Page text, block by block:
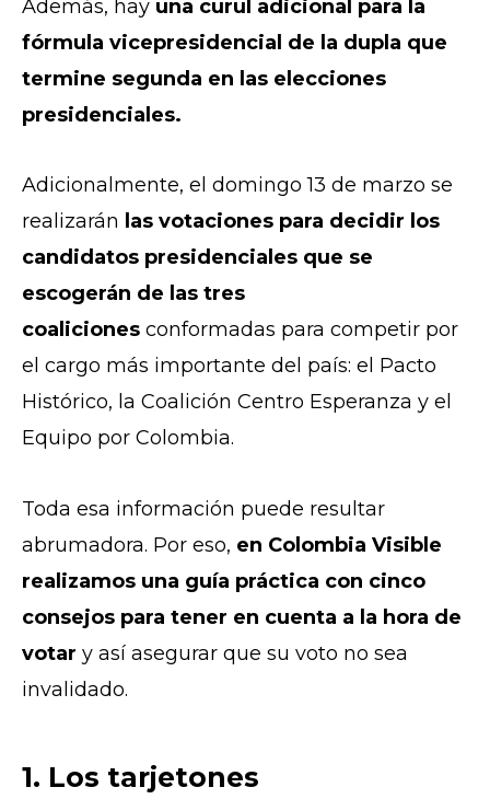
Además, hay una curul adicional para la
fórmula vicepresidencial de la dupla que
termine segunda en las elecciones
presidenciales.
Adicionalmente, el domingo 13 de marzo se
realizarán las votaciones para decidir los
candidatos presidenciales que se
escogerán de las tres
coaliciones conformadas para competir por
el cargo más importante del país: el Pacto
Histórico, la Coalición Centro Esperanza y el
Equipo por Colombia.
Toda esa información puede resultar
abrumadora. Por eso, en Colombia Visible
realizamos una guía práctica con cinco
consejos para tener en cuenta a la hora de
votar y así asegurar que su voto no sea
invalidado.
1. Los tarjetones